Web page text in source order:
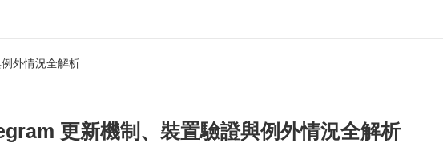
外情況全解析
更新機制、裝置驗證與例外情況全解析